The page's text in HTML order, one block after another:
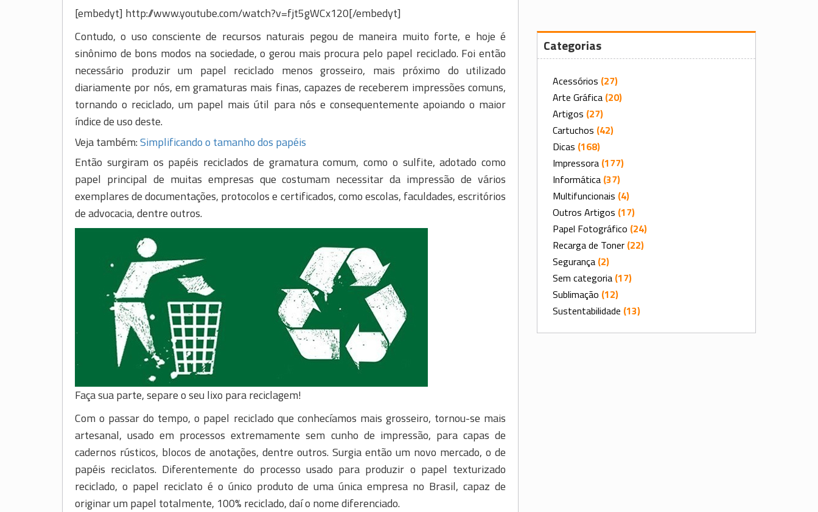
[embedyt] http://www.youtube.com/watch?v=fjt5gWCx120[/embedyt]
Contudo, o uso consciente de recursos naturais pegou de maneira muito forte, e hoje é
sinônimo de bons modos na sociedade, o gerou mais procura pelo papel reciclado. Foi então
necessário produzir um papel reciclado menos grosseiro, mais próximo do utilizado
diariamente por nós, em gramaturas mais finas, capazes de receberem impressões comuns,
tornando o reciclado, um papel mais útil para nós e consequentemente apoiando o maior
índice de uso deste.
Veja também:Simplificando o tamanho dos papéis
Então surgiram os papéis reciclados de gramatura comum, como o sulfite, adotado como
papel principal de muitas empresas que costumam necessitar da impressão de vários
exemplares de documentações, protocolos e certificados, como escolas, faculdades, escritórios
de advocacia, dentre outros.
Faça sua parte, separe o seu lixo para reciclagem!
Com o passar do tempo, o papel reciclado que conhecíamos mais grosseiro, tornou-se mais
artesanal, usado em processos extremamente sem cunho de impressão, para capas de
cadernos rústicos, blocos de anotações, dentre outros. Surgia então um novo mercado, o de
papéis reciclatos. Diferentemente do processo usado para produzir o papel texturizado
reciclado, o papel reciclato é o único produto de uma única empresa no Brasil, capaz de
originar um papel totalmente, 100% reciclado, daí o nome diferenciado.
Categorias
Acessórios (27)
Arte Gráfica (20)
Artigos (27)
Cartuchos (42)
Dicas (168)
Impressora (177)
Informática (37)
Multifuncionais (4)
Outros Artigos (17)
Papel Fotográfico (24)
Recarga de Toner (22)
Segurança (2)
Sem categoria (17)
Sublimação (12)
Sustentabilidade (13)